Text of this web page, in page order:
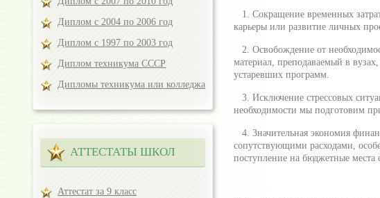
1. Сокращение временных
карьеры или развитие личных
2. Освобождение от
материал, преподаваемый в
устаревших программ.
3. Исключение стрессовых
необходимости мы подготовим
4. Значительная экономия
сопутствующими расходами,
поступление на бюджетные места
Диплом с 2004 по 2006 год
Диплом с 1997 по 2003 год
Диплом техникума СССР
Дипломы техникума или колледжа
АТТЕСТАТЫ ШКОЛ
Аттестат за 9 класс